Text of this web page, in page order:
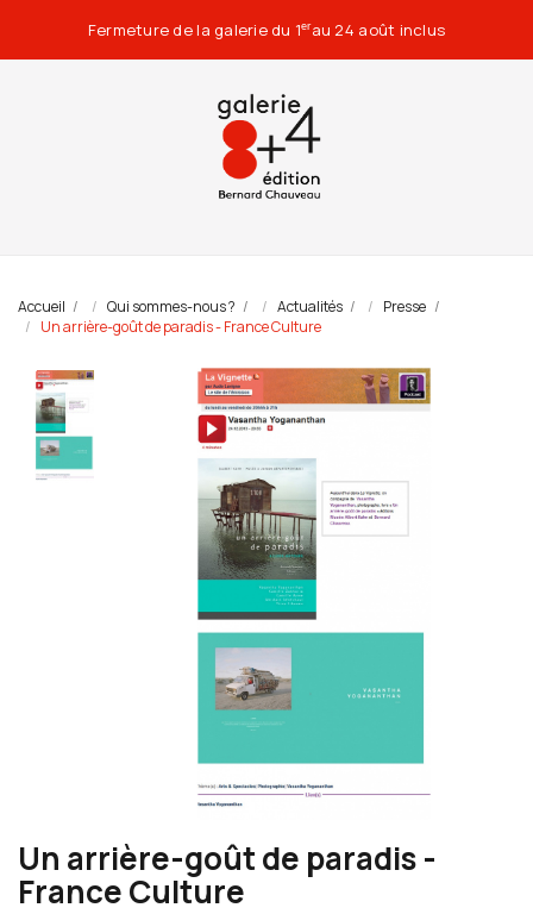
Fermeture de la galerie du 1erau 24 août inclus
Accueil Qui sommes-nous ? Actualités
Presse
Un arrière-goût de paradis - France Culture
Un arrière-goût de paradis -
France Culture